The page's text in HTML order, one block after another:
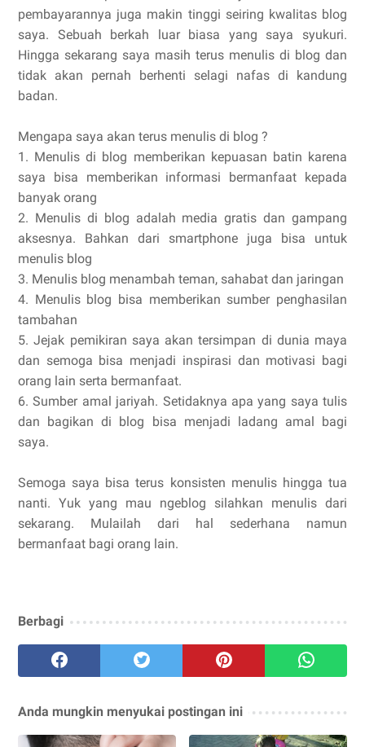
pembayarannya juga makin tinggi seiring kwalitas blog
saya. Sebuah berkah luar biasa yang saya syukuri.
Hingga sekarang saya masih terus menulis di blog dan
tidak akan pernah berhenti selagi nafas di kandung
badan.
Mengapa saya akan terus menulis di blog ?
1. Menulis di blog memberikan kepuasan batin karena
saya bisa memberikan informasi bermanfaat kepada
banyak orang
2. Menulis di blog adalah media gratis dan gampang
aksesnya. Bahkan dari smartphone juga bisa untuk
menulis blog
3. Menulis blog menambah teman, sahabat dan jaringan
4. Menulis blog bisa memberikan sumber penghasilan
tambahan
5. Jejak pemikiran saya akan tersimpan di dunia maya
dan semoga bisa menjadi inspirasi dan motivasi bagi
orang lain serta bermanfaat.
6. Sumber amal jariyah. Setidaknya apa yang saya tulis
dan bagikan di blog bisa menjadi ladang amal bagi
saya.
Semoga saya bisa terus konsisten menulis hingga tua
nanti. Yuk yang mau ngeblog silahkan menulis dari
sekarang. Mulailah dari hal sederhana namun
bermanfaat bagi orang lain.
Berbagi
Anda mungkin menyukai postingan ini